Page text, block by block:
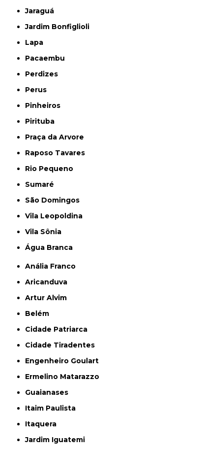
Jaraguá
Jardim Bonfiglioli
Lapa
Pacaembu
Perdizes
Perus
Pinheiros
Pirituba
Praça da Arvore
Raposo Tavares
Rio Pequeno
Sumaré
São Domingos
Vila Leopoldina
Vila Sônia
Água Branca
Anália Franco
Aricanduva
Artur Alvim
Belém
Cidade Patriarca
Cidade Tiradentes
Engenheiro Goulart
Ermelino Matarazzo
Guaianases
Itaim Paulista
Itaquera
Jardim Iguatemi